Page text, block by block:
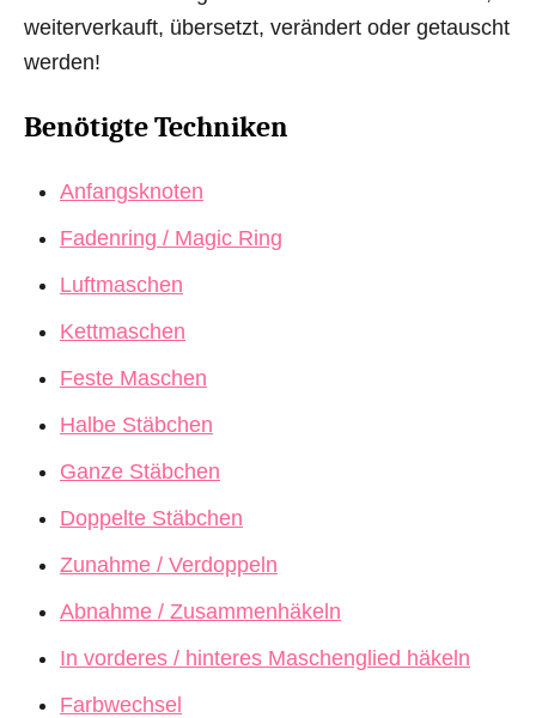
weiterverkauft, übersetzt, verändert oder getauscht
werden!
Benötigte Techniken
Anfangsknoten
Fadenring / Magic Ring
Luftmaschen
Kettmaschen
Feste Maschen
Halbe Stäbchen
Ganze Stäbchen
Doppelte Stäbchen
Zunahme / Verdoppeln
Abnahme / Zusammenhäkeln
In vorderes / hinteres Maschenglied häkeln
Farbwechsel